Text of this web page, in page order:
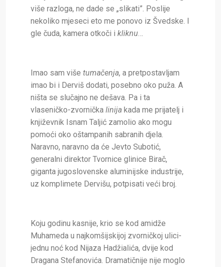
više razloga, ne dade se „slikati”. Poslije
nekoliko mjeseci eto me ponovo iz Švedske. I
gle čuda, kamera otkoči i kliknu
Imao sam više tumačenja, a pretpostavljam
imao bi i Derviš dodati, posebno oko puža. A
ništa se slučajno ne dešava. Pa i ta
vlaseničko-zvornička linija kada me prijatelj i
književnik Isnam Taljić zamolio ako mogu
pomoći oko oštampanih sabranih djela.
Naravno, naravno da će Jevto Subotić,
generalni direktor Tvornice glinice Birač,
giganta jugoslovenske aluminijske industrije,
uz komplimete Dervišu, potpisati veći broj.
Koju godinu kasnije, krio se kod amidže
Muhameda u najkomšijskijoj zvorničkoj ulici-
jednu noć kod Nijaza Hadžialića, dvije kod
Dragana Stefanovića. Dramatičnije nije moglo